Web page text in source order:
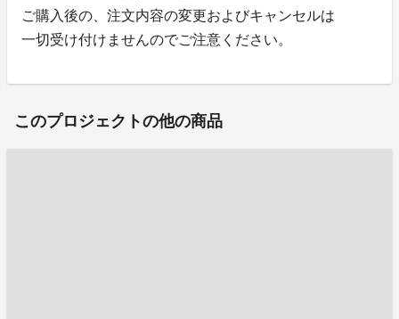
ご購入後の、注文内容の変更およびキャンセルは
一切受け付けませんのでご注意ください。
このプロジェクトの他の商品